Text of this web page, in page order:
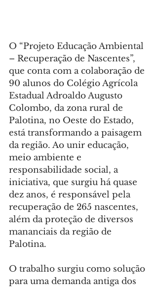
O “Projeto Educação Ambiental
– Recuperação de Nascentes”,
que conta com a colaboração de
90 alunos do Colégio Agrícola
Estadual Adroaldo Augusto
Colombo, da zona rural de
Palotina, no Oeste do Estado,
está transformando a paisagem
da região. Ao unir educação,
meio ambiente e
responsabilidade social, a
iniciativa, que surgiu há quase
dez anos, é responsável pela
recuperação de 265 nascentes,
além da proteção de diversos
mananciais da região de
Palotina.
O trabalho surgiu como solução
para uma demanda antiga dos